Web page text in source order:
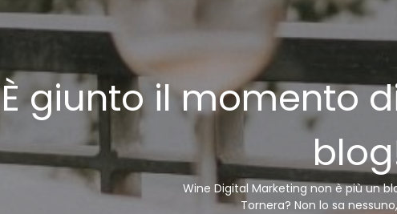
È giunto il momento
Wine Digital Marketing non è più un
Tornera? Non lo sa